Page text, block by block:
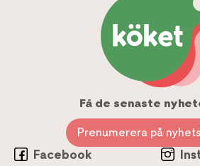
Få de senaste
Prenumerera på
Facebook